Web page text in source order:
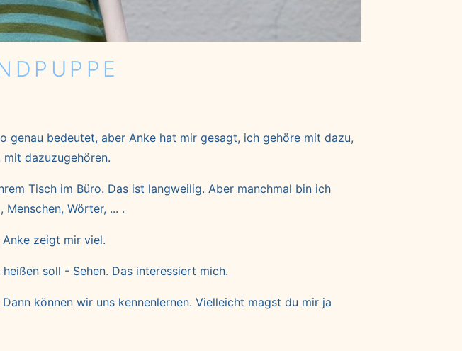
genau bedeutet, aber Anke hat mir gesagt, ich gehöre mit dazu,
mit dazuzugehören.
Tisch im Büro. Das ist langweilig. Aber manchmal bin ich
Wörter, ... .
Anke zeigt mir viel.
soll - Sehen. Das interessiert mich.
können wir uns kennenlernen. Vielleicht magst du mir ja